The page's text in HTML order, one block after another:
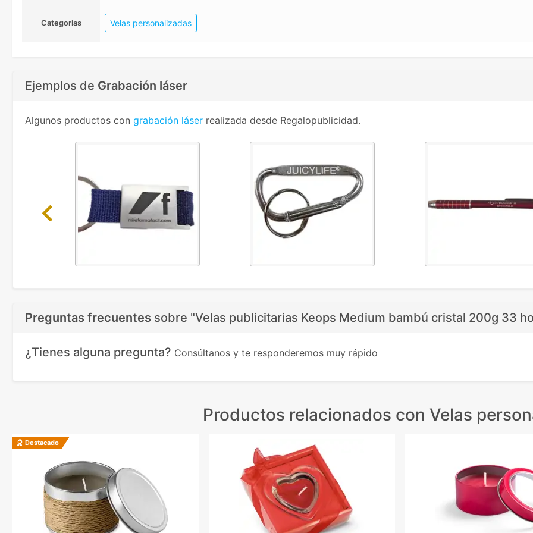
Categorias Velas personalizadas
Ejemplos de Grabación láser
Algunos productos con grabación láser realizada desde Regalopublicidad.
Previous
Preguntas frecuentes sobre "Velas publicitarias Keops Medium bambú cristal 200g 33
¿Tienes alguna pregunta? Consúltanos y te responderemos muy rápido
Productos relacionados con Velas
Destacado